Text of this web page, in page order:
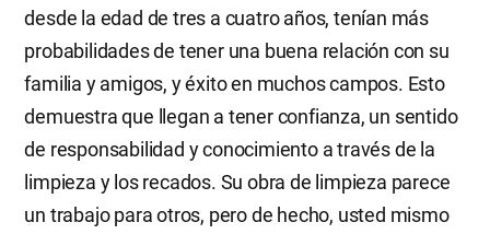
desde la edad de tres a cuatro años, tenían más
probabilidades de tener una buena relación con su
familia y amigos, y éxito en muchos campos. Esto
demuestra que llegan a tener confianza, un sentido
de responsabilidad y conocimiento a través de la
limpieza y los recados. Su obra de limpieza parece
un trabajo para otros, pero de hecho, usted mismo